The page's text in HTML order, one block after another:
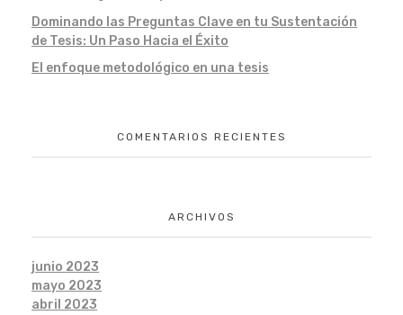
Dominando las Preguntas Clave en tu Sustentación
de Tesis: Un Paso Hacia el Éxito
El enfoque metodológico en una tesis
COMENTARIOS RECIENTES
ARCHIVOS
junio 2023
mayo 2023
abril 2023